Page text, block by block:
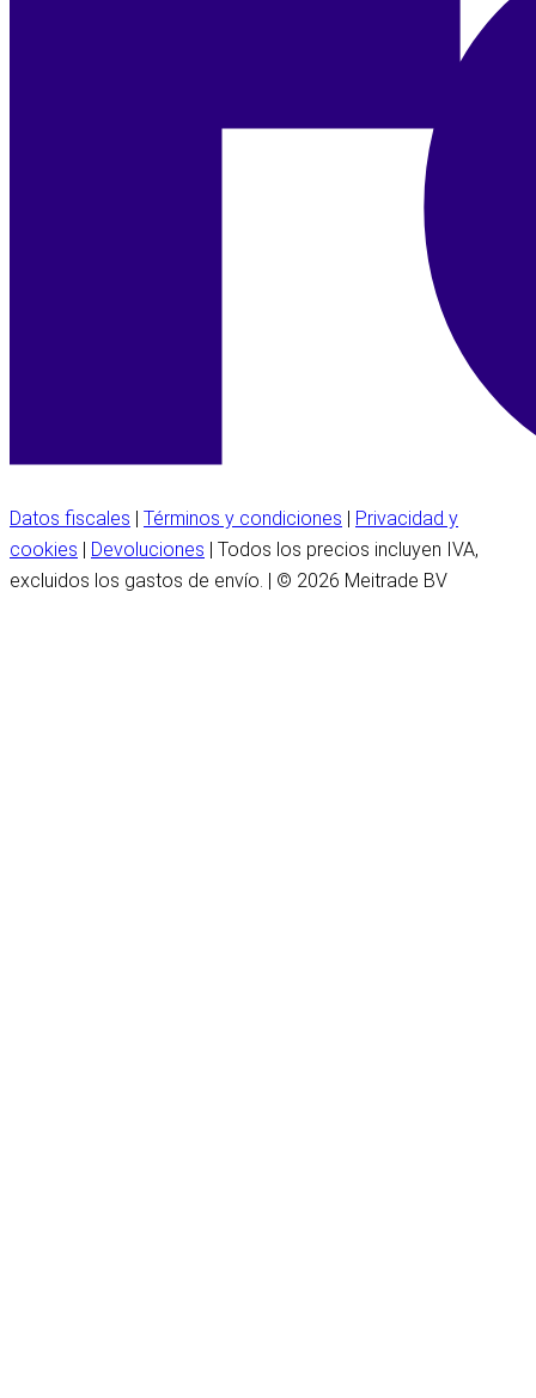
Datos fiscales Términos y condiciones
Privacidad y
cookies
Devoluciones | Todos los precios incluyen IVA,
excluidos los gastos de envío. | © 2026 Meitrade BV